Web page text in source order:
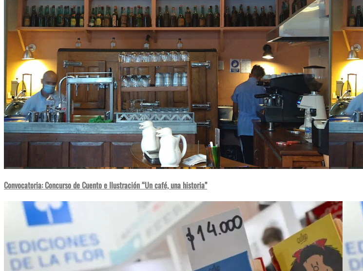
Convocatoria: Concurso de Cuento e Ilustración “Un café, una historia”